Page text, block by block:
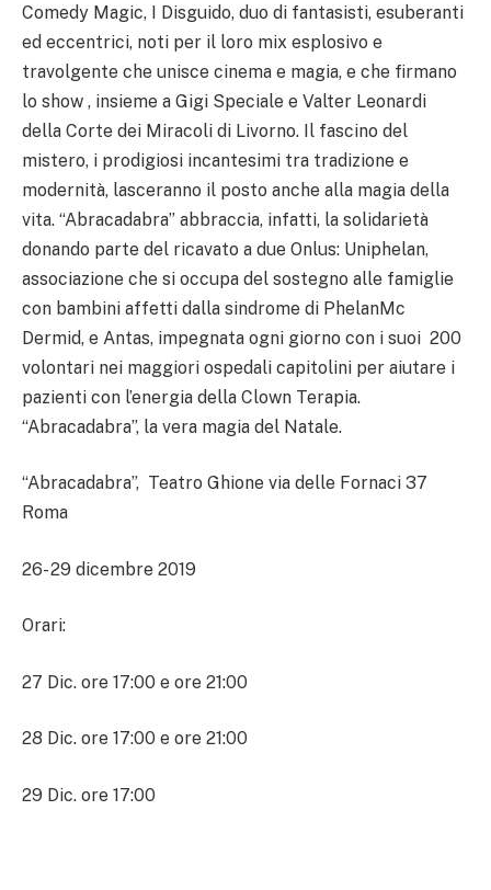
Comedy Magic, I Disguido, duo di fantasisti, esuberanti
ed eccentrici, noti per il loro mix esplosivo e
travolgente che unisce cinema e magia, e che firmano
lo show , insieme a Gigi Speciale e Valter Leonardi
della Corte dei Miracoli di Livorno. Il fascino del
mistero, i prodigiosi incantesimi tra tradizione e
modernità, lasceranno il posto anche alla magia della
vita. “Abracadabra” abbraccia, infatti, la solidarietà
donando parte del ricavato a due Onlus: Uniphelan,
associazione che si occupa del sostegno alle famiglie
con bambini affetti dalla sindrome di PhelanMc
Dermid, e Antas, impegnata ogni giorno con i suoi 200
volontari nei maggiori ospedali capitolini per aiutare i
pazienti con l’energia della Clown Terapia.
“Abracadabra”, la vera magia del Natale.
“Abracadabra”, Teatro Ghione via delle Fornaci 37
Roma
26- 29 dicembre 2019
Orari:
27 Dic. ore 17:00 e ore 21:00
28 Dic. ore 17:00 e ore 21:00
29 Dic. ore 17:00